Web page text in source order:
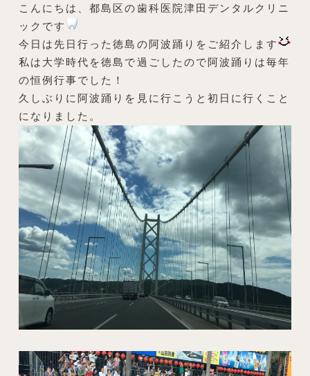
こんにちは、都島区の歯科医院津田デンタルクリニ
ックです
今日は先日行った徳島の阿波踊りをご紹介します
私は大学時代を徳島で過ごしたので阿波踊りは毎年
の恒例行事でした！
久しぶりに阿波踊りを見に行こうと初日に行くこと
になりました。